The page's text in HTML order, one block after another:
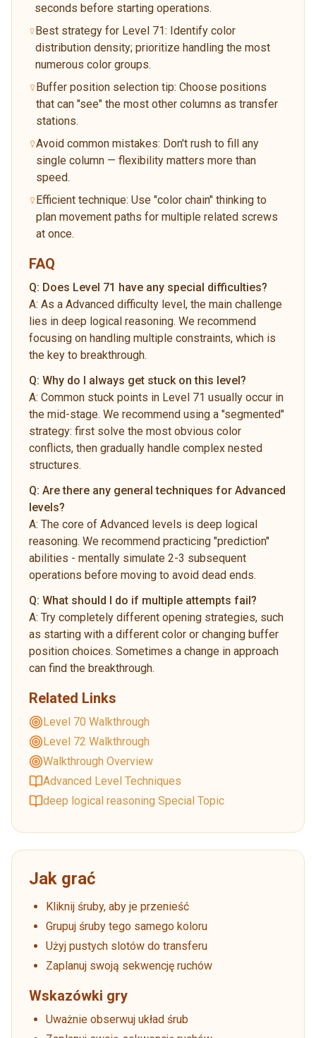
seconds before starting operations.
Best strategy for Level 71: Identify color
distribution density; prioritize handling the most
numerous color groups.
Buffer position selection tip: Choose positions
that can "see" the most other columns as transfer
stations.
Avoid common mistakes: Don't rush to fill any
single column — flexibility matters more than
speed.
Efficient technique: Use "color chain" thinking to
plan movement paths for multiple related screws
at once.
FAQ
Q: Does Level 71 have any special difficulties?
A: As a Advanced difficulty level, the main challenge
lies in deep logical reasoning. We recommend
focusing on handling multiple constraints, which is
the key to breakthrough.
Q: Why do I always get stuck on this level?
A: Common stuck points in Level 71 usually occur in
the mid-stage. We recommend using a "segmented"
strategy: first solve the most obvious color
conflicts, then gradually handle complex nested
structures.
Q: Are there any general techniques for Advanced
levels?
A: The core of Advanced levels is deep logical
reasoning. We recommend practicing "prediction"
abilities - mentally simulate 2-3 subsequent
operations before moving to avoid dead ends.
Q: What should I do if multiple attempts fail?
A: Try completely different opening strategies, such
as starting with a different color or changing buffer
position choices. Sometimes a change in approach
can find the breakthrough.
Related Links
Level 70 Walkthrough
Level 72 Walkthrough
Walkthrough Overview
Advanced Level Techniques
deep logical reasoning Special Topic
Jak grać
Kliknij śruby, aby je przenieść
Grupuj śruby tego samego koloru
Użyj pustych slotów do transferu
Zaplanuj swoją sekwencję ruchów
Wskazówki gry
Uważnie obserwuj układ śrub